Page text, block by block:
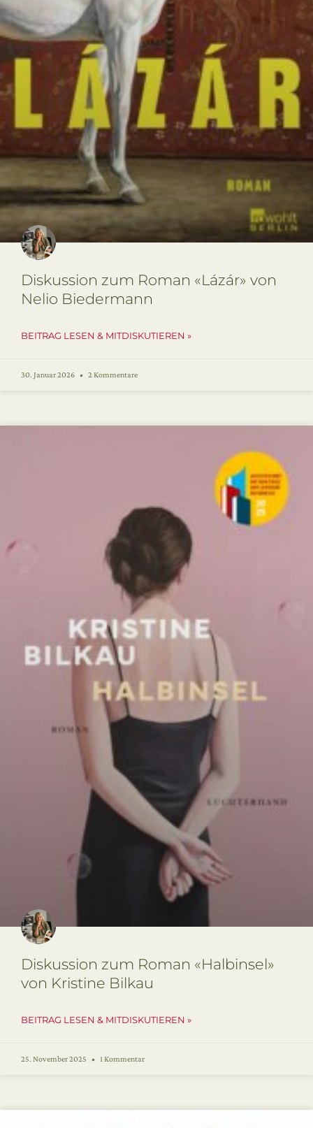
Diskussion zum Roman «Lázár» von
Nelio Biedermann
BEITRAG LESEN & MITDISKUTIEREN »
30. Januar 2026 2 Kommentare
Diskussion zum Roman «Halbinsel»
von Kristine Bilkau
BEITRAG LESEN & MITDISKUTIEREN »
25. November 2025 1 Kommentar